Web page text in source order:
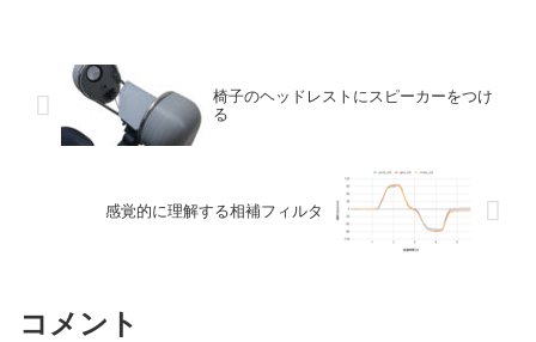
椅子のヘッドレストにスピーカーをつけ
る
感覚的に理解する相補フィルタ
コメント